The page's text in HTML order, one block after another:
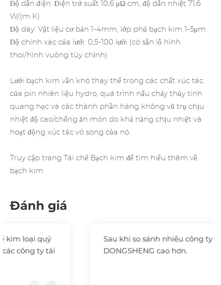
Độ dẫn điện: Điện trở suất 10,6 μΩ·cm, độ dẫn nhiệt 71,6
W/(m·K)
Độ dày: Vật liệu cơ bản 1-4mm, lớp phủ bạch kim 1-5μm
Độ chính xác của lưới: 0,5-100 lưới (có sẵn lỗ hình
thoi/hình vuông tùy chỉnh)
Lưới bạch kim vẫn khó thay thế trong các chất xúc tác
của pin nhiên liệu hydro, quá trình nấu chảy thủy tinh
quang học và các thành phần hàng không vũ trụ chịu
nhiệt độ cao/chống ăn mòn do khả năng chịu nhiệt và
hoạt động xúc tác vô song của nó.
Truy cập trang Tái chế Bạch kim để tìm hiểu thêm về
bạch kim
Đánh giá
Sau khi so sánh nhiều công ty tái chế, giá của
DONGSHENG cao hơn.